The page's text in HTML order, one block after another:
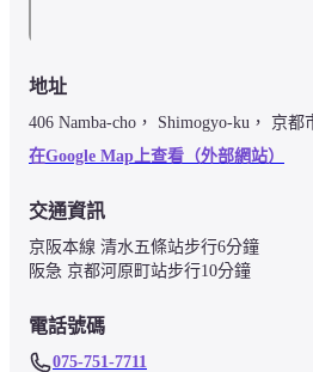
地址
406 Namba-cho， Shimogyo-ku， 京都
在Google Map上查看（外部網站）
交通資訊
京阪本線 清水五條站步行6分鐘
阪急 京都河原町站步行10分鐘
電話號碼
075-751-7711